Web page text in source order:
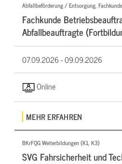
Abfallbeförderung / Entsorgung,
Fachkunde
Abfallbeauftragte
07.09.2026 -09.09.2026
Online
MEHR ERFAHREN
BKrFQG Weiterbildungen (K1, K3)
SVG Fahrsicherheit und